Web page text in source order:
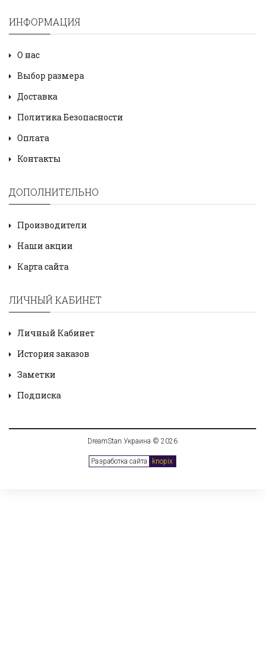
ИНФОРМАЦИЯ
О нас
Выбор размера
Доставка
Политика Безопасности
Оплата
Контакты
ДОПОЛНИТЕЛЬНО
Производители
Наши акции
Карта сайта
ЛИЧНЫЙ КАБИНЕТ
Личный Кабинет
История заказов
Заметки
Подписка
DreamStan Украина © 2026
Разработка сайта knopix